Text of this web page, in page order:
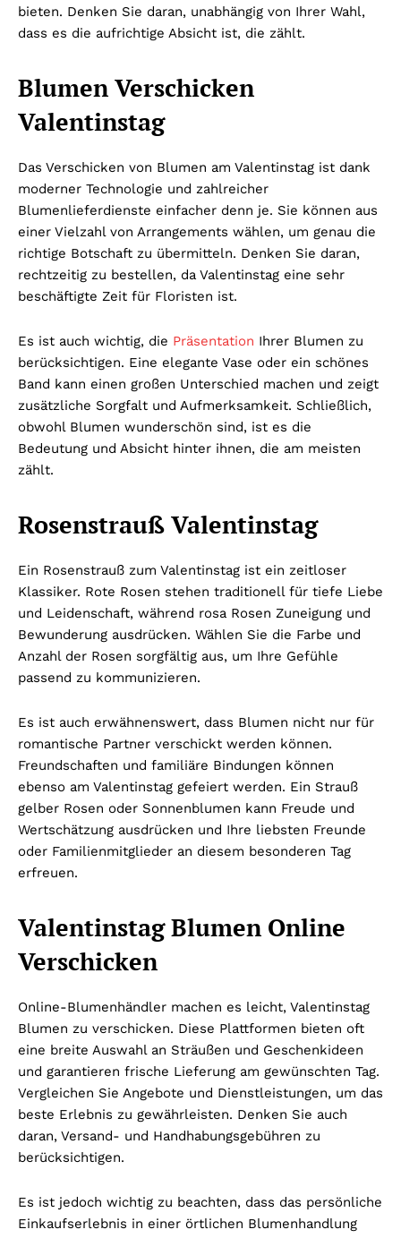
bieten. Denken Sie daran, unabhängig von Ihrer Wahl,
dass es die aufrichtige Absicht ist, die zählt.
Blumen Verschicken
Valentinstag
Das Verschicken von Blumen am Valentinstag ist dank
moderner Technologie und zahlreicher
Blumenlieferdienste einfacher denn je. Sie können aus
einer Vielzahl von Arrangements wählen, um genau die
richtige Botschaft zu übermitteln. Denken Sie daran,
rechtzeitig zu bestellen, da Valentinstag eine sehr
beschäftigte Zeit für Floristen ist.
Es ist auch wichtig, die Präsentation Ihrer Blumen zu
berücksichtigen. Eine elegante Vase oder ein schönes
Band kann einen großen Unterschied machen und zeigt
zusätzliche Sorgfalt und Aufmerksamkeit. Schließlich,
obwohl Blumen wunderschön sind, ist es die
Bedeutung und Absicht hinter ihnen, die am meisten
zählt.
Rosenstrauß Valentinstag
Ein Rosenstrauß zum Valentinstag ist ein zeitloser
Klassiker. Rote Rosen stehen traditionell für tiefe Liebe
und Leidenschaft, während rosa Rosen Zuneigung und
Bewunderung ausdrücken. Wählen Sie die Farbe und
Anzahl der Rosen sorgfältig aus, um Ihre Gefühle
passend zu kommunizieren.
Es ist auch erwähnenswert, dass Blumen nicht nur für
romantische Partner verschickt werden können.
Freundschaften und familiäre Bindungen können
ebenso am Valentinstag gefeiert werden. Ein Strauß
gelber Rosen oder Sonnenblumen kann Freude und
Wertschätzung ausdrücken und Ihre liebsten Freunde
oder Familienmitglieder an diesem besonderen Tag
erfreuen.
Valentinstag Blumen Online
Verschicken
Online-Blumenhändler machen es leicht, Valentinstag
Blumen zu verschicken. Diese Plattformen bieten oft
eine breite Auswahl an Sträußen und Geschenkideen
und garantieren frische Lieferung am gewünschten Tag.
Vergleichen Sie Angebote und Dienstleistungen, um das
beste Erlebnis zu gewährleisten. Denken Sie auch
daran, Versand- und Handhabungsgebühren zu
berücksichtigen.
Es ist jedoch wichtig zu beachten, dass das persönliche
Einkaufserlebnis in einer örtlichen Blumenhandlung